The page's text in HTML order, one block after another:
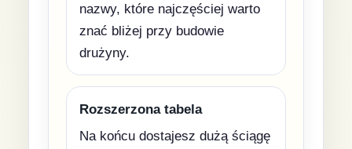
nazwy, które najczęściej warto
znać bliżej przy budowie
drużyny.
Rozszerzona tabela
Na końcu dostajesz dużą ściągę